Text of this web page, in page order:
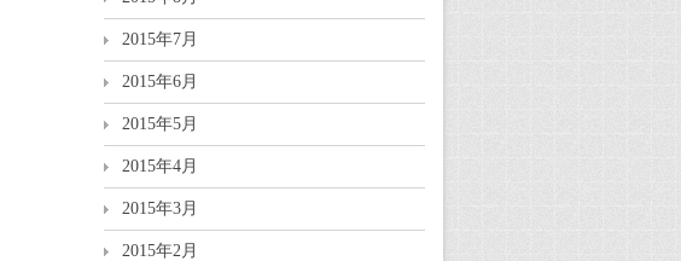
2015年7月
2015年6月
2015年5月
2015年4月
2015年3月
2015年2月